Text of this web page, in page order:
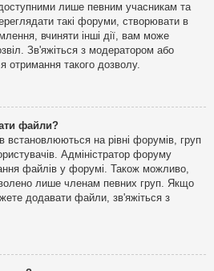
лише певним учасникам та
такі форуми, створювати в
вчиняти інші дії, вам може
Зв'яжіться з модератором або
отримання такого дозволу.
файли?
встановлюються на рівні форумів, груп
Адміністратор форуму
файлів у форумі. Також можливо,
лише членам певних груп. Якщо
додавати файли, зв'яжіться з